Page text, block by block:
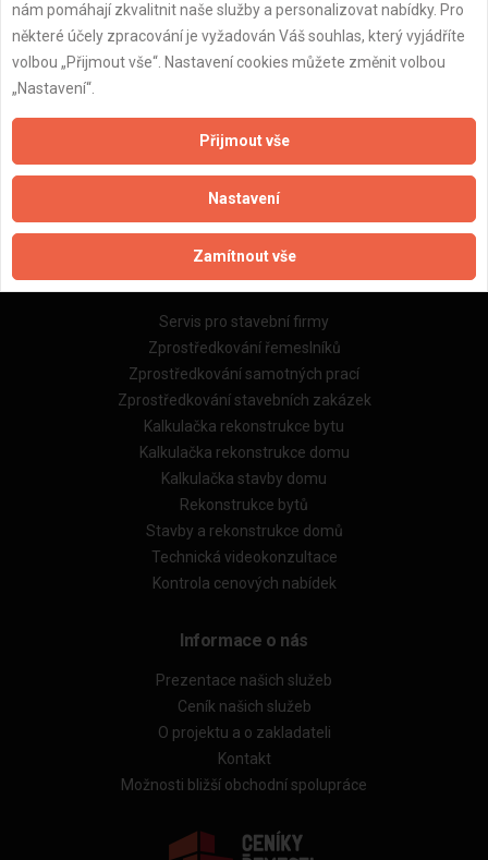
Důležité informace
Naše firmy a řemeslníci
Zásady pro používání souborů cookie
Obchodní podmínky (zprostředkování)
Obchodní podmínky (rozpočtování)
Reference
Naše excelové tabulky online
Naše služby
Servis pro stavební firmy
Zprostředkování řemeslníků
Zprostředkování samotných prací
Zprostředkování stavebních zakázek
Kalkulačka rekonstrukce bytu
Kalkulačka rekonstrukce domu
Kalkulačka stavby domu
Rekonstrukce bytů
Stavby a rekonstrukce domů
Technická videokonzultace
Kontrola cenových nabídek
Informace o nás
Prezentace našich služeb
Ceník našich služeb
O projektu a o zakladateli
Kontakt
Možnosti bližší obchodní spolupráce
nám pomáhají zkvalitnit naše služby a personalizovat nabídky. Pro
některé účely zpracování je vyžadován Váš souhlas, který vyjádříte
volbou „Přijmout vše“. Nastavení cookies můžete změnit volbou
„Nastavení“.
Přijmout vše
Nastavení
Zamítnout vše